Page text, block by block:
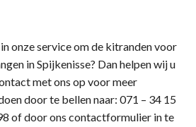
onze service om de kitranden voor
in Spijkenisse? Dan helpen wij u
met ons op voor meer
door te bellen naar: 071 – 34 15
of door ons contactformulier in te